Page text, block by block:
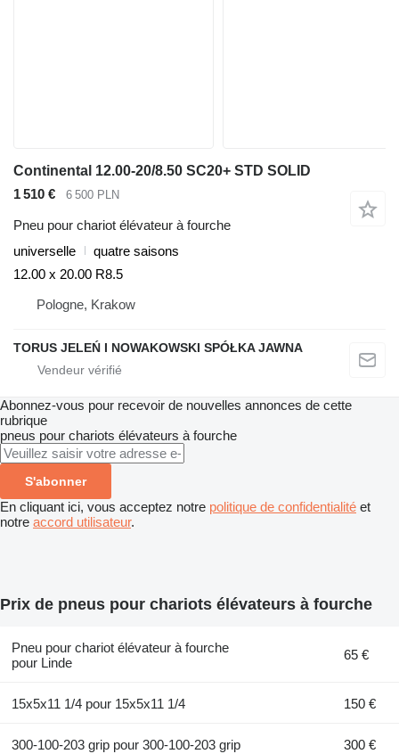
Continental 12.00-20/8.50 SC20+ STD SOLID
1 510 €
6 500 PLN
Pneu pour chariot élévateur à fourche
universelle
quatre saisons
12.00 x 20.00 R8.5
Pologne, Krakow
TORUS JELEŃ I NOWAKOWSKI SPÓŁKA JAWNA
Abonnez-vous pour recevoir de nouvelles annonces de cette
rubrique
pneus pour chariots élévateurs à fourche
S'abonner
En cliquant ici, vous acceptez notre politique de confidentialité et
notre accord utilisateur.
Prix de pneus pour chariots élévateurs à fourche
Pneu pour chariot élévateur à fourche
pour Linde
65 €
15x5x11 1/4 pour 15x5x11 1/4 150 €
300-100-203 grip pour 300-100-203 grip 300 €